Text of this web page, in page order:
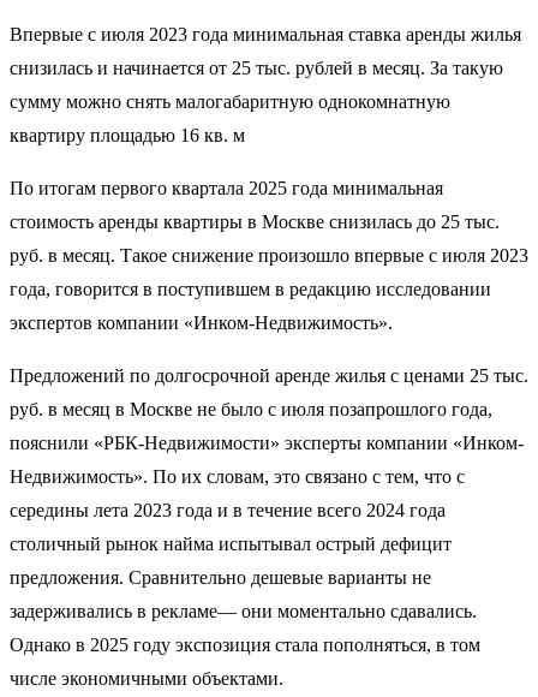
Впервые с июля 2023 года минимальная ставка аренды жилья
снизилась и начинается от 25 тыс. рублей в месяц. За такую
сумму можно снять малогабаритную однокомнатную
квартиру площадью 16 кв. м
По итогам первого квартала 2025 года минимальная
стоимость аренды квартиры в Москве снизилась до 25 тыс.
руб. в месяц. Такое снижение произошло впервые с июля 2023
года, говорится в поступившем в редакцию исследовании
экспертов компании «Инком-Недвижимость».
Предложений по долгосрочной аренде жилья с ценами 25 тыс.
руб. в месяц в Москве не было с июля позапрошлого года,
пояснили «РБК-Недвижимости» эксперты компании «Инком-
Недвижимость». По их словам, это связано с тем, что с
середины лета 2023 года и в течение всего 2024 года
столичный рынок найма испытывал острый дефицит
предложения. Сравнительно дешевые варианты не
задерживались в рекламе— они моментально сдавались.
Однако в 2025 году экспозиция стала пополняться, в том
числе экономичными объектами.